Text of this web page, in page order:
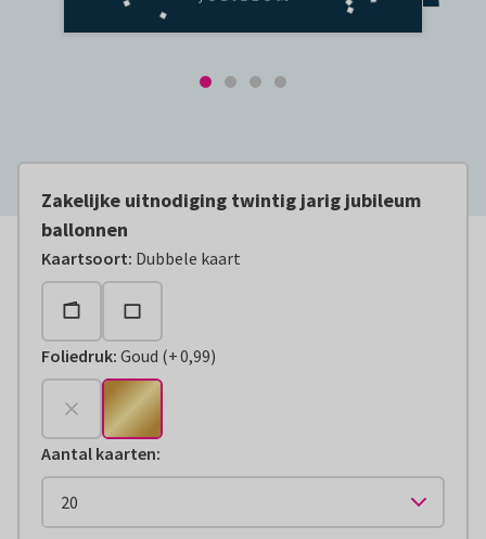
Zakelijke uitnodiging twintig jarig jubileum
ballonnen
Kaartsoort: Dubbele kaart
Foliedruk: Goud (
+€ 0,99
+0,99)
Aantal kaarten: